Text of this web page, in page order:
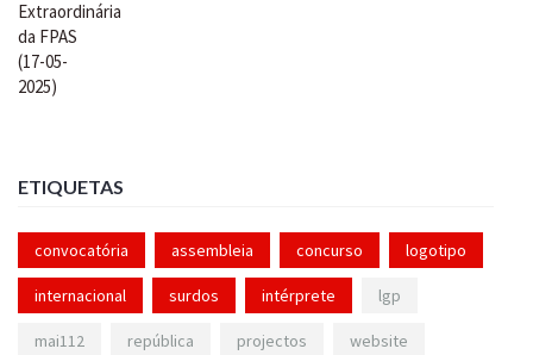
ETIQUETAS
convocatória assembleia concurso logotipo
internacional surdos intérprete lgp
mai112 república projectos website